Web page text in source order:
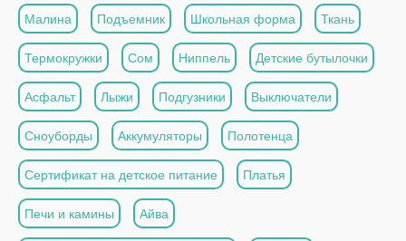
Малина Подъемник Школьная форма Ткань
Термокружки Сом Ниппель Детские бутылочки
Асфальт Лыжи Подгузники Выключатели
Сноуборды Аккумуляторы Полотенца
Сертификат на детское питание Платья
Печи и камины Айва